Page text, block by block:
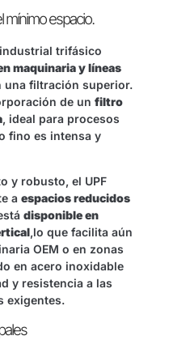
mínimo espacio.
trifásico
maquinaria y líneas
una filtración superior.
de un filtro
, ideal para procesos
fino es intensa y
y robusto, el UPF
a espacios reducidos
disponible en
,lo que facilita aún
OEM o en zonas
en acero inoxidable
y resistencia a las
exigentes.